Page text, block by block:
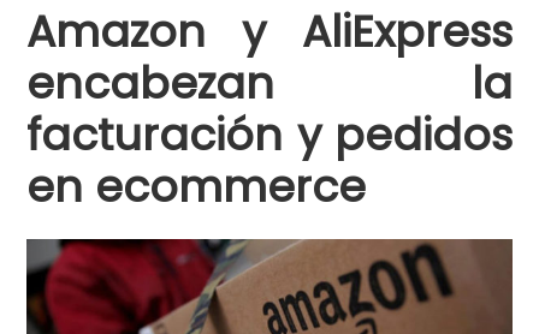
Amazon y AliExpress
encabezan la
facturación y pedidos
en ecommerce